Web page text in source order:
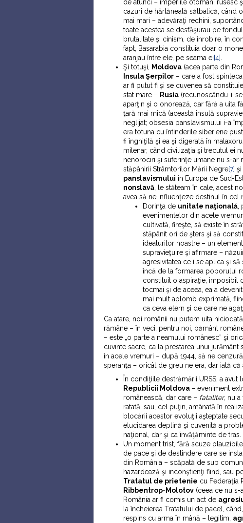
de atunci – imperiile otoman, rusesc
cazuri de hărtăneală sălbatică, când
mai mari – adevăraţi rechini,
toate acestea se desfăşurau pe
brutalitate şi cinism, de înrobire, în
fapt, Basarabia constituia doar o
aranjau între ele, pe seama ei[4]
Şi totuşi,
Moldova (acea parte din
Insula Şerpilor – care a fost
ar fi putut fi şi se cuvenea să
stat mare – Rusia (recunoscându-i-
aparţin şi o onorează, dar fără a uita
ţară mai mică (această insulă
neglijat; obsesia panslavismului i-a
era totuna cu întinderile siberiene
fi înghiţită şi ea şi digerată în
milenar, când civilizaţia şi trecutul ei
nenorociri şi suferinţe umane nu s-ar
stăpânirii Strâmtorilor Mării Negre[7]
panslavismului în Europa de Sud-
nonslavă , le stăteam în cale, acest
avea să ne influenţeze destinul în cel
Dorinţa de unitate naţională
evenimentelor din acele
cultivată, fireşte, să existe în
stăpânit ori de şters şi să
idealurilor noastre – un
supravieţuire şi afirmare –
agresivitatea ce i se aplica şi
încă de la formarea poporului
constituit o aspiraţie, imposibil
tocmai şi de aceea, ea a
mai mult aplomb exprimată,
ca ceva etern şi de care ne
Ca atare, noi românii nu putem uita
rămâne – în veci, pentru noi, pământ
– este „o parte a neamului românesc” şi
cuvinte sacre, ca la prestarea unui
în acele vremuri – după 1944, să ne
speranţa – oricât de greu ne era, dar iată
În condiţiile destrămării URSS, a avut
Republicii Moldova – eveniment
românească, dar care – fataliter, nu a
ratată, sau, cel puţin, amânată în
blocării acestor evoluţii aşteptate
elucidarea deplină şi cuvenită a
naţional, dar şi ca învăţăminte de tras.
Un moment trist, fără scuze
de pace şi de destindere care se
din România – scăpată de sub
hazardează şi inconştienţi fiind, sau
Tratatul de prietenie cu Federaţia
Ribbentrop-Molotov (ceea ce nu s-
România ar fi comis un act de
la încheierea Tratatului de pace),
respins cu arma în mână – legitim,